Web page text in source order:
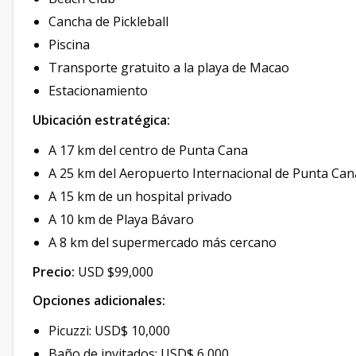
Cancha de Pickleball
Piscina
Transporte gratuito a la playa de Macao
Estacionamiento
Ubicación estratégica:
A 17 km del centro de Punta Cana
A 25 km del Aeropuerto Internacional de Punta
A 15 km de un hospital privado
A 10 km de Playa Bávaro
A 8 km del supermercado más cercano
Precio: USD $99,000
Opciones adicionales:
Picuzzi: USD$ 10,000